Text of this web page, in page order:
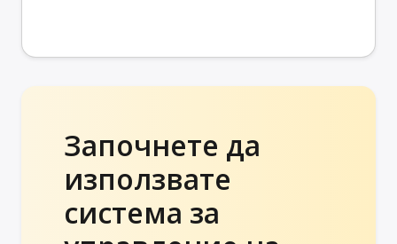
Започнете да
използвате
система за